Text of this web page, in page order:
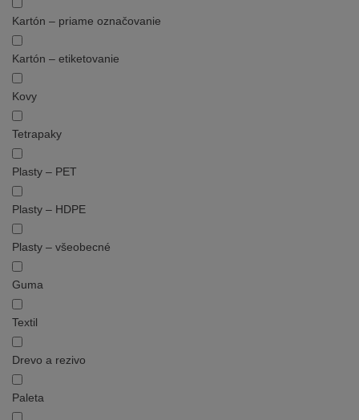
Kartón – priame označovanie
Kartón – etiketovanie
Kovy
Tetrapaky
Plasty – PET
Plasty – HDPE
Plasty – všeobecné
Guma
Textil
Drevo a rezivo
Paleta